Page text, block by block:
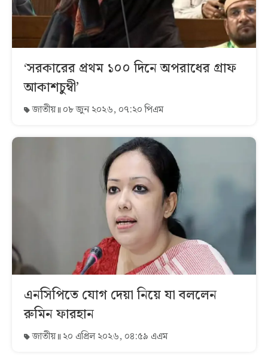
‘সরকারের প্রথম ১০০ দিনে অপরাধের গ্রাফ
আকাশচুম্বী’
জাতীয় ০৮ জুন ২০২৬, ০৭:২০ পিএম
এনসিপিতে যোগ দেয়া নিয়ে যা বললেন
রুমিন ফারহান
জাতীয় ২০ এপ্রিল ২০২৬, ০৪:৫৯ এএম